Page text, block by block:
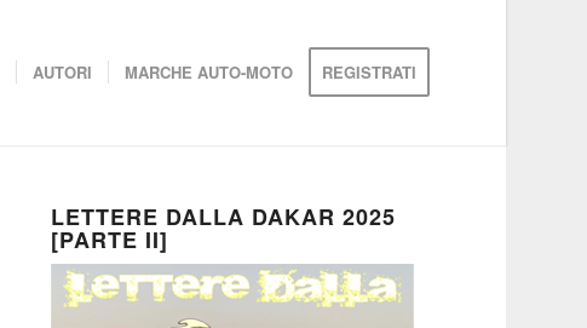
AUTORI MARCHE AUTO-MOTO REGISTRATI
LETTERE DALLA DAKAR 2025
[PARTE II]